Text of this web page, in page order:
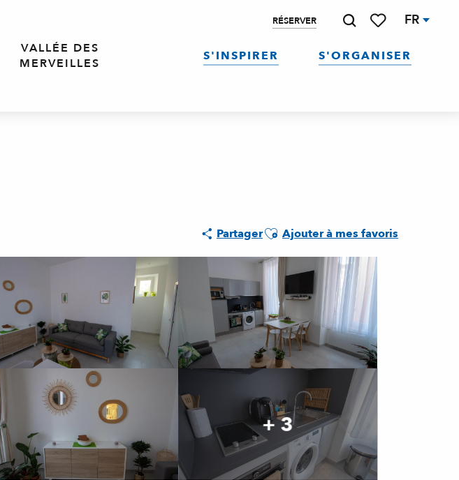
RÉSERVER FR
VALLÉE DES
MERVEILLES
S'INSPIRER S'ORGANISER
PartagerAjouter aux favoris
Ajouter à mes favoris
+ 3